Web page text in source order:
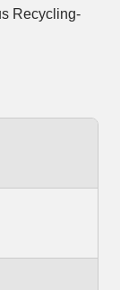
Recycling-